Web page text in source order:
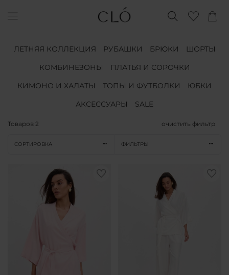
ЛЕТНЯЯ КОЛЛЕКЦИЯ РУБАШКИ БРЮКИ
ШОРТЫ
КОМБИНЕЗОНЫ
ПЛАТЬЯ И СОРОЧКИ
КИМОНО И ХАЛАТЫ
ТОПЫ И ФУТБОЛКИ
ЮБКИ
АКСЕССУАРЫ
SALE
Товаров 2 очистить фильтр
СОРТИРОВКА ФИЛЬТРЫ